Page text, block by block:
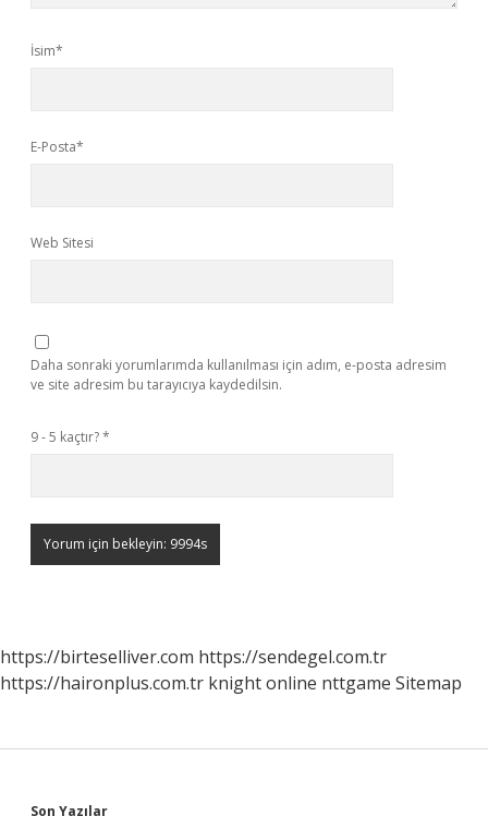
İsim*
E-Posta*
Web Sitesi
Daha sonraki yorumlarımda kullanılması için adım, e-posta adresim
ve site adresim bu tarayıcıya kaydedilsin.
9 - 5 kaçtır?*
https://birteselliver.com https://sendegel.com.tr
https://haironplus.com.tr knight online nttgame Sitemap
Son Yazılar